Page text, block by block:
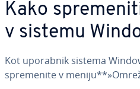
Kako
v sistemu
Kot uporabnik sistema
spre­me­ni­te v